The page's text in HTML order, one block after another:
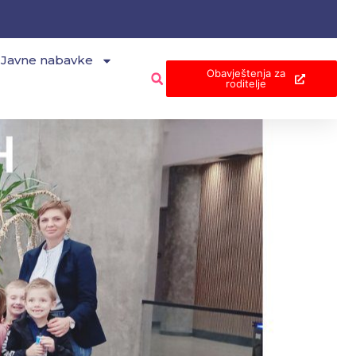
Javne nabavke
Obavještenja za
roditelje